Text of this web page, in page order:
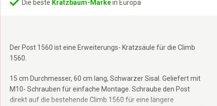
Der Post 1560 ist eine Erweiterungs- Kratzsäule für die Climb
1560.
15 cm Durchmesser, 60 cm lang, Schwarzer Sisal. Geliefert mit
M10- Schrauben für einfache Montage. Schraube den Post
direkt auf die bestehende Climb 1560 für eine längere
Die beste Kratzbaum-Markein Europa